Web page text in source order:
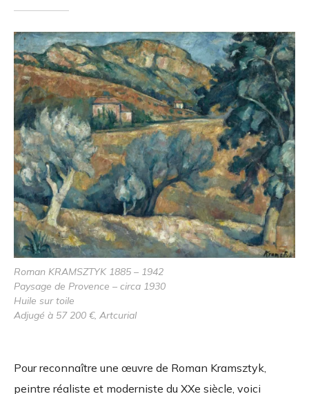
Roman KRAMSZTYK 1885 – 1942
Paysage de Provence – circa 1930
Huile sur toile
Adjugé à 57 200 €, Artcurial
Pour reconnaître une œuvre de Roman Kramsztyk,
peintre réaliste et moderniste du XXe siècle, voici